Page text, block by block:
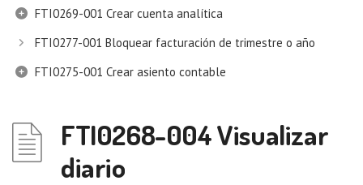
FTI0269-001 Crear cuenta analítica
FTI0277-001 Bloquear facturación de trimestre o año
FTI0275-001 Crear asiento contable
FTI0268-004 Visualizar
diario